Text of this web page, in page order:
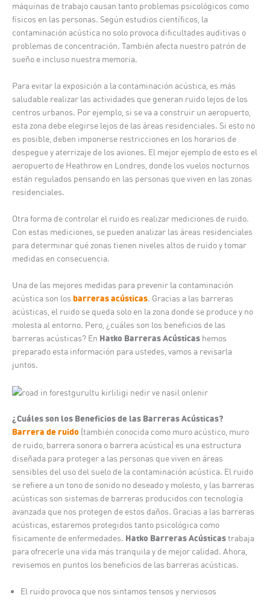
máquinas de trabajo causan tanto problemas psicológicos como
físicos en las personas. Según estudios científicos, la
contaminación acústica no solo provoca dificultades auditivas o
problemas de concentración. También afecta nuestro patrón de
sueño e incluso nuestra memoria.
Para evitar la exposición a la contaminación acústica, es más
saludable realizar las actividades que generan ruido lejos de los
centros urbanos. Por ejemplo, si se va a construir un aeropuerto,
esta zona debe elegirse lejos de las áreas residenciales. Si esto no
es posible, deben imponerse restricciones en los horarios de
despegue y aterrizaje de los aviones. El mejor ejemplo de esto es el
aeropuerto de Heathrow en Londres, donde los vuelos nocturnos
están regulados pensando en las personas que viven en las zonas
residenciales.
Otra forma de controlar el ruido es realizar mediciones de ruido.
Con estas mediciones, se pueden analizar las áreas residenciales
para determinar qué zonas tienen niveles altos de ruido y tomar
medidas en consecuencia.
Una de las mejores medidas para prevenir la contaminación
acústica son los barreras acústicas. Gracias a las barreras
acústicas, el ruido se queda solo en la zona donde se produce y no
molesta al entorno. Pero, ¿cuáles son los beneficios de las
barreras acústicas? En Hatko Barreras Acústicas hemos
preparado esta información para ustedes, vamos a revisarla
juntos.
¿Cuáles son los Beneficios de las Barreras Acústicas?
Barrera de ruido (también conocida como muro acústico, muro
de ruido, barrera sonora o barrera acústica) es una estructura
diseñada para proteger a las personas que viven en áreas
sensibles del uso del suelo de la contaminación acústica. El ruido
se refiere a un tono de sonido no deseado y molesto, y las barreras
acústicas son sistemas de barreras producidos con tecnología
avanzada que nos protegen de estos daños. Gracias a las barreras
acústicas, estaremos protegidos tanto psicológica como
físicamente de enfermedades. Hatko Barreras Acústicastrabaja
para ofrecerle una vida más tranquila y de mejor calidad. Ahora,
revisemos en puntos los beneficios de las barreras acústicas.
El ruido provoca que nos sintamos tensos y nerviosos